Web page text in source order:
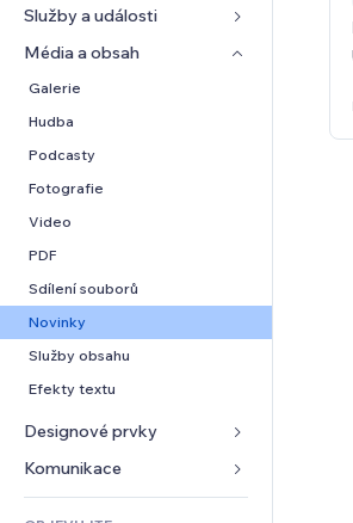
Mobilní zařízení
Analytika
Aplikace pro obchody
Doprava a doručení
Tlačítka pro prodej
Online kurzy
Tisk na vyžádání
Účetnictví
Kupóny a věrnostní programy
Skladování
Dropshipping
Plány a předplatné
Crowdfunding
Jídlo a nápoje
Služby a události
Ubytování
Události
Restaurace
Nemovitosti
Rezervace
Média a obsah
Galerie
Hudba
Podcasty
Fotografie
Video
PDF
Sdílení souborů
Novinky
Služby obsahu
Efekty textu
Designové prvky
Mapy a navigace
Soukromí a bezpečnost
Formuláře